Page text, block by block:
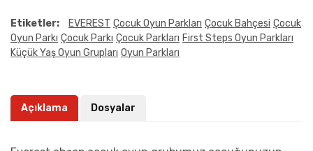
Etiketler: EVEREST Çocuk Oyun Parkları Çocuk Bahçesi Çocuk
Oyun Parkı Çocuk Parkı Çocuk Parkları First Steps Oyun Parkları
Küçük Yaş Oyun Grupları Oyun Parkları
Açıklama Dosyalar